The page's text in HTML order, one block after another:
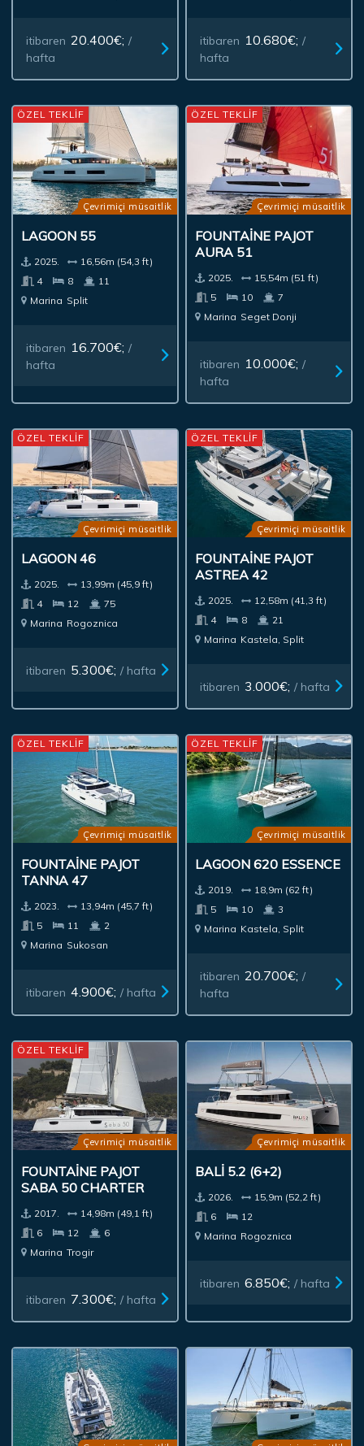
itibaren 20.400€; /
hafta
itibaren 10.680€; /
hafta
Çevrimiçi müsaitlik
LAGOON 55
2025.
16,56m (54,3 ft)
4
8
11
Marina Split
itibaren 16.700€; /
hafta
ÖZEL TEKLİF
Çevrimiçi müsaitlik
FOUNTAINE PAJOT
AURA 51
2025.
15,54m (51 ft)
5
10
7
Marina Seget Donji
itibaren 10.000€; /
hafta
ÖZEL TEKLİF
Çevrimiçi müsaitlik
LAGOON 46
2025.
13,99m (45,9 ft)
4
12
75
Marina Rogoznica
itibaren 5.300€; / hafta
ÖZEL TEKLİF
Çevrimiçi müsaitlik
FOUNTAINE PAJOT
ASTREA 42
2025.
12,58m (41,3 ft)
4
8
21
Marina Kastela, Split
itibaren 3.000€; / hafta
ÖZEL TEKLİF
Çevrimiçi müsaitlik
FOUNTAINE PAJOT
TANNA 47
2023.
13,94m (45,7 ft)
5
11
2
Marina Sukosan
itibaren 4.900€; / hafta
ÖZEL TEKLİF
Çevrimiçi müsaitlik
LAGOON 620 ESSENCE
2019.
18,9m (62 ft)
5
10
3
Marina Kastela, Split
itibaren 20.700€; /
hafta
ÖZEL TEKLİF
Çevrimiçi müsaitlik
FOUNTAINE PAJOT
SABA 50 CHARTER
2017.
14,98m (49,1 ft)
6
12
6
Marina Trogir
itibaren 7.300€; / hafta
ÖZEL TEKLİF
Çevrimiçi müsaitlik
BALI 5.2 (6+2)
2026.
15,9m (52,2 ft)
6
12
Marina Rogoznica
itibaren 6.850€; / hafta